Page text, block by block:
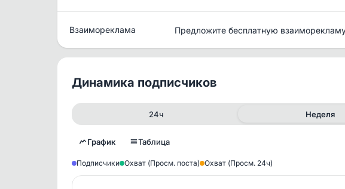
Взаимореклама Предложите бесплатную
Динамика подписчиков
24ч Неделя
График Таблица
Подписчики Охват (Просм. поста) Охват (Просм. 24ч)